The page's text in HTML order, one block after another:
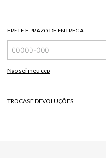
Composiçaõ: 100% VISCOSE
FRETE E PRAZO DE ENTREGA
Não sei meu cep
TROCAS E DEVOLUÇÕES